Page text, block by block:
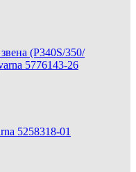
(P340S/350/
5776143-26